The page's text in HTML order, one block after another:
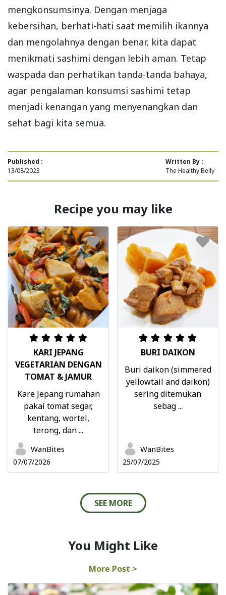
mengkonsumsinya. Dengan menjaga
kebersihan, berhati-hati saat memilih ikannya
dan mengolahnya dengan benar, kita dapat
menikmati sashimi dengan lebih aman. Tetap
waspada dan perhatikan tanda-tanda bahaya,
agar pengalaman konsumsi sashimi tetap
menjadi kenangan yang menyenangkan dan
sehat bagi kita semua.
Published :
13/08/2023
Written By :
The Healthy Belly
Recipe you may like
KARI JEPANG
VEGETARIAN DENGAN
TOMAT & JAMUR
Kare Jepang rumahan
pakai tomat segar,
kentang, wortel,
terong, dan ...
WanBites
07/07/2026
BURI DAIKON
Buri daikon (simmered
yellowtail and daikon)
sering ditemukan
sebag ...
WanBites
25/07/2025
SEE MORE
You Might Like
More Post >